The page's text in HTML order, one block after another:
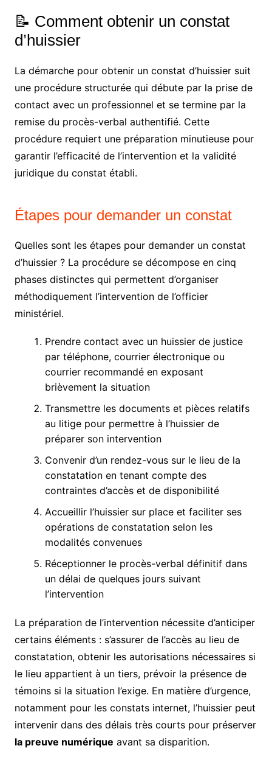
📝 Comment obtenir un constat
d’huissier
La démarche pour obtenir un constat d’huissier suit
une procédure structurée qui débute par la prise de
contact avec un professionnel et se termine par la
remise du procès-verbal authentifié. Cette
procédure requiert une préparation minutieuse pour
garantir l’efficacité de l’intervention et la validité
juridique du constat établi.
Étapes pour demander un constat
Quelles sont les étapes pour demander un constat
d’huissier ? La procédure se décompose en cinq
phases distinctes qui permettent d’organiser
méthodiquement l’intervention de l’officier
ministériel.
Prendre contact avec un huissier de justice
par téléphone, courrier électronique ou
courrier recommandé en exposant
brièvement la situation
Transmettre les documents et pièces relatifs
au litige pour permettre à l’huissier de
préparer son intervention
Convenir d’un rendez-vous sur le lieu de la
constatation en tenant compte des
contraintes d’accès et de disponibilité
Accueillir l’huissier sur place et faciliter ses
opérations de constatation selon les
modalités convenues
Réceptionner le procès-verbal définitif dans
un délai de quelques jours suivant
l’intervention
La préparation de l’intervention nécessite d’anticiper
certains éléments : s’assurer de l’accès au lieu de
constatation, obtenir les autorisations nécessaires si
le lieu appartient à un tiers, prévoir la présence de
témoins si la situation l’exige. En matière d’urgence,
notamment pour les constats internet, l’huissier peut
intervenir dans des délais très courts pour préserver
la preuve numérique avant sa disparition.